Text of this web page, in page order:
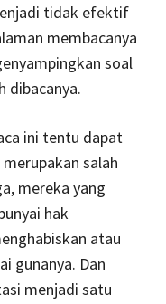
tidak efektif
membacanya
soal
dibacanya.
ini tentu dapat
salah
mereka yang
hak
atau
gunanya. Dan
menjadi satu